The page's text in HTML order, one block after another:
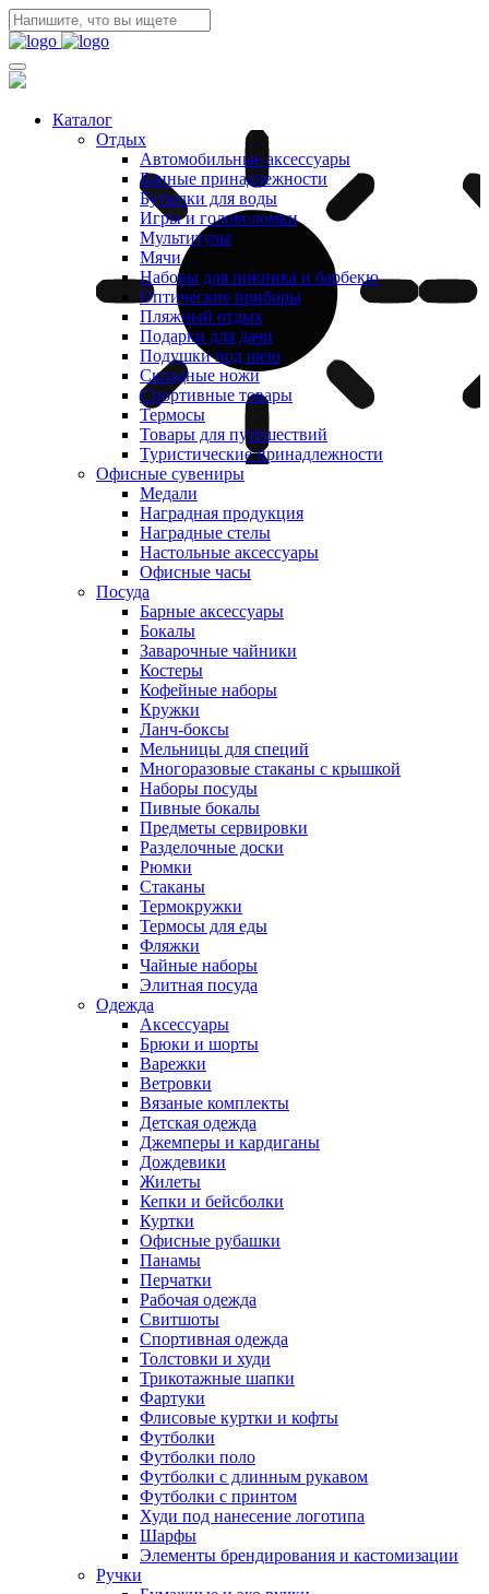
Каталог
Отдых
Автомобильные аксессуары
Банные принадлежности
Бутылки для воды
Игры и головоломки
Мультитулы
Мячи
Наборы для пикника и барбекю
Оптические приборы
Пляжный отдых
Подарки для дачи
Подушки под шею
Складные ножи
Спортивные товары
Термосы
Товары для путешествий
Туристические принадлежности
Офисные сувениры
Медали
Наградная продукция
Наградные стелы
Настольные аксессуары
Офисные часы
Посуда
Барные аксессуары
Бокалы
Заварочные чайники
Костеры
Кофейные наборы
Кружки
Ланч-боксы
Мельницы для специй
Многоразовые стаканы с крышкой
Наборы посуды
Пивные бокалы
Предметы сервировки
Разделочные доски
Рюмки
Стаканы
Термокружки
Термосы для еды
Фляжки
Чайные наборы
Элитная посуда
Одежда
Аксессуары
Брюки и шорты
Варежки
Ветровки
Вязаные комплекты
Детская одежда
Джемперы и кардиганы
Дождевики
Жилеты
Кепки и бейсболки
Куртки
Офисные рубашки
Панамы
Перчатки
Рабочая одежда
Свитшоты
Спортивная одежда
Толстовки и худи
Трикотажные шапки
Фартуки
Флисовые куртки и кофты
Футболки
Футболки поло
Футболки с длинным рукавом
Футболки с принтом
Худи под нанесение логотипа
Шарфы
Элементы брендирования и кастомизации
Ручки